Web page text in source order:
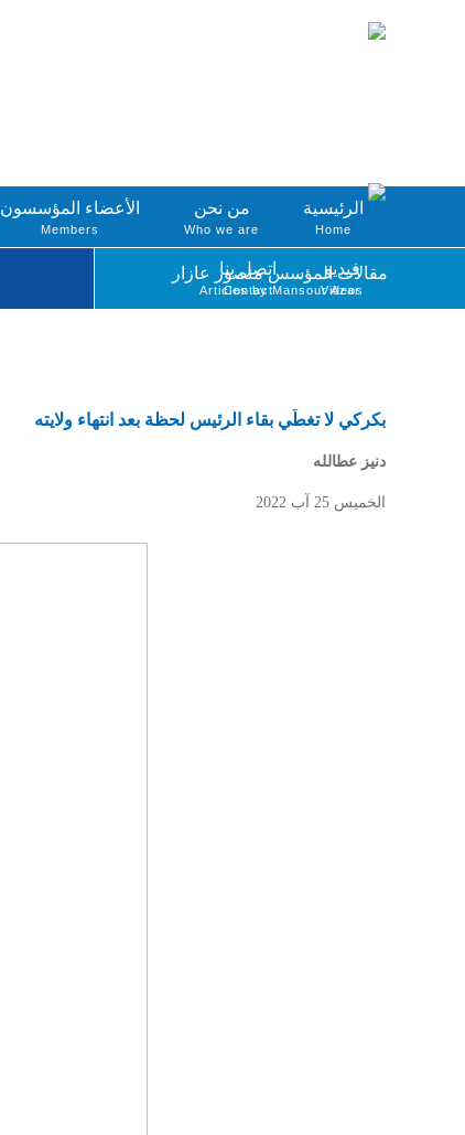
الرئيسية
Home
من نحن
Who we are
الأعضاء المؤسسون
Members
فيديو
Videos
اتصل بنا
Contact
مقالات المؤسس منصور عازار
Articles by Mansour Azar
بكركي لا تغطّي بقاء الرئيس لحظة بعد انتهاء ولايته
دنيز عطالله
الخميس 25 آب 2022